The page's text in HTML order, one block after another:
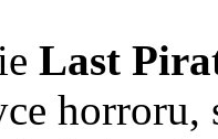
Last
horroru,